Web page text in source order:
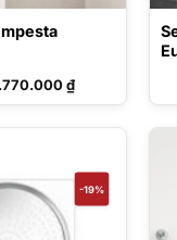
₫Giá
hiện
tại
16.770.000 ₫.
-19%